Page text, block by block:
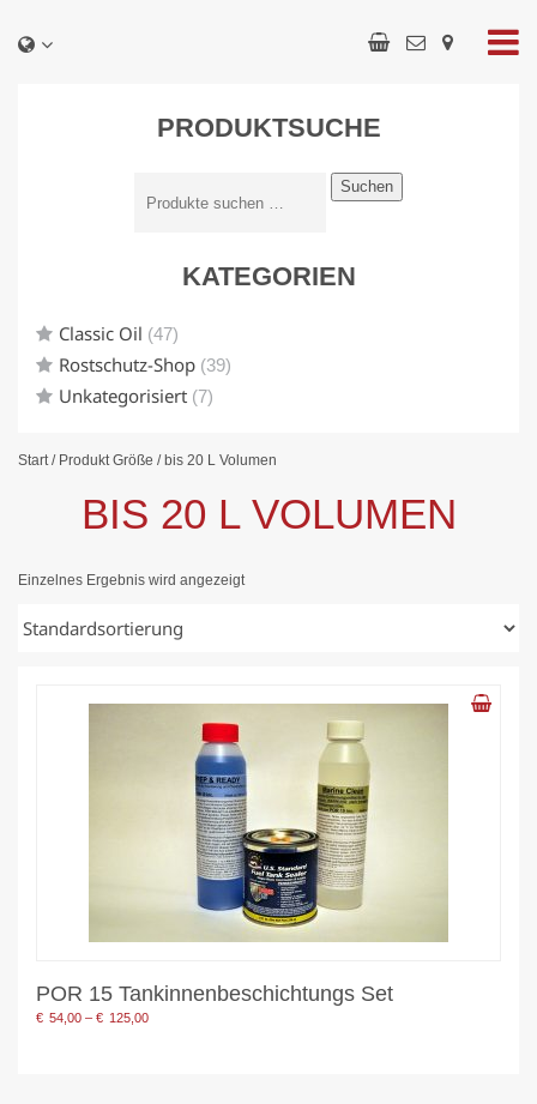
PRODUKTSUCHE
Suchen
KATEGORIEN
Classic Oil (47)
Rostschutz-Shop (39)
Unkategorisiert (7)
Start/ Produkt Größe / bis 20 L Volumen
BIS 20 L VOLUMEN
Einzelnes Ergebnis wird angezeigt
POR 15 Tankinnenbeschichtungs Set
€ 54,00 – € 125,00Preisspanne: